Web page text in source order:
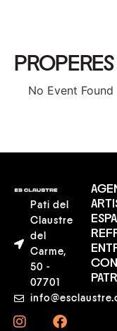
No Event Found
Pati del
Claustre
del
Carme,
50 -
07701
ESPAI